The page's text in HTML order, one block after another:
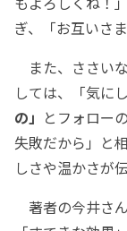
ぎ、「お互いさ
また、ささい
しては、「気に
の」 とフォロー
失敗だから」と
しさや温かさが
著者の今井さ